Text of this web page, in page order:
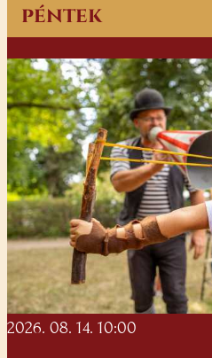
péntek
2026. 08. 14. 10:00